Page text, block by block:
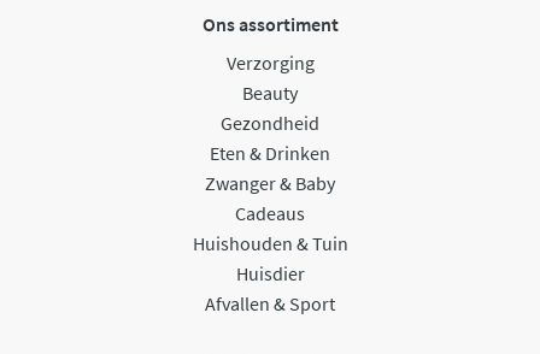
Ons assortiment
Verzorging
Beauty
Gezondheid
Eten & Drinken
Zwanger & Baby
Cadeaus
Huishouden & Tuin
Huisdier
Afvallen & Sport